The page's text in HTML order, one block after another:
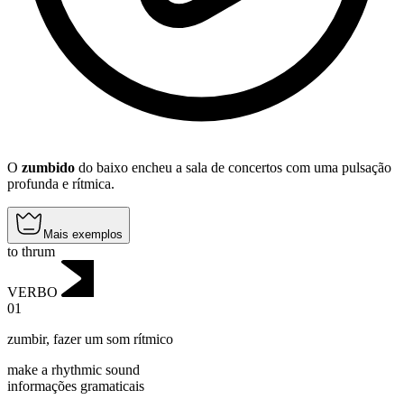
O zumbido do baixo encheu a sala de concertos com uma pulsação
profunda e rítmica.
Mais exemplos
to thrum
VERBO
01
zumbir, fazer um som rítmico
make a rhythmic sound
informações gramaticais